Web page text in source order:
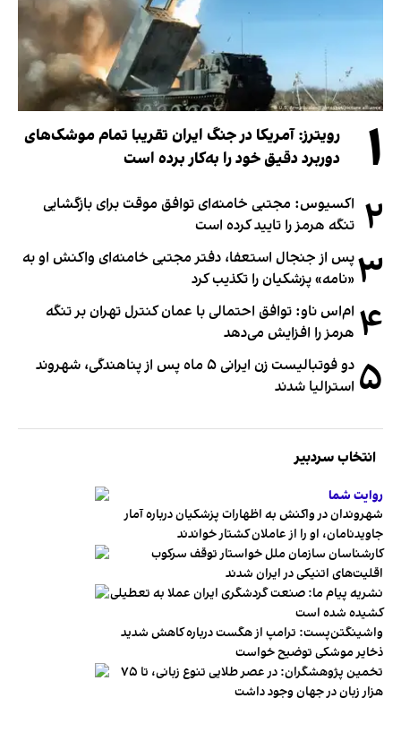
۱
رویترز: آمریکا در جنگ ایران تقریبا تمام موشک‌های
دوربرد دقیق خود را به‌کار برده است
۲ اکسیوس: مجتبی خامنه‌ای توافق موقت برای بازگشایی
تنگه هرمز را تایید کرده است
۳پس از جنجال استعفا، دفتر مجتبی خامنه‌ای واکنش او به
«نامه» پزشکیان را تکذیب کرد
۴ ام‌اس ناو: توافق احتمالی با عمان کنترل تهران بر تنگه
هرمز را افزایش می‌دهد
۵
دو فوتبالیست زن ایرانی ۵ ماه پس از پناهندگی، شهروند
استرالیا شدند
انتخاب سردبیر
روایت شما
شهروندان در واکنش به اظهارات پزشکیان درباره آمار
جاویدنامان، او را از عاملان کشتار خواندند
کارشناسان سازمان ملل خواستار توقف سرکوب
اقلیت‌های اتنیکی در ایران شدند
نشریه پیام ما: صنعت گردشگری ایران عملا به تعطیلی
کشیده شده است
واشینگتن‌پست: ترامپ از هگست درباره کاهش شدید
ذخایر موشکی توضیح خواست
تخمین پژوهشگران: در عصر طلایی تنوع زبانی، تا ۷۵
هزار زبان در جهان وجود داشت